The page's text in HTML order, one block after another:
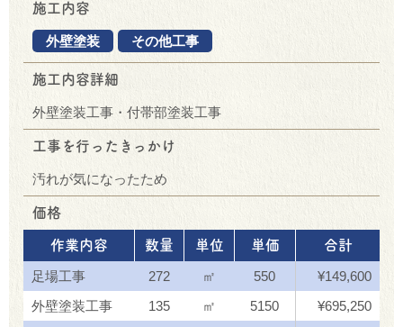
施工内容
外壁塗装 その他工事
施工内容詳細
外壁塗装工事・付帯部塗装工事
工事を行ったきっかけ
汚れが気になったため
価格
作業内容 数量 単位 単価 合計
足場工事 272 ㎡ 550
¥149,600
外壁塗装工事
135 ㎡ 5150
¥695,250